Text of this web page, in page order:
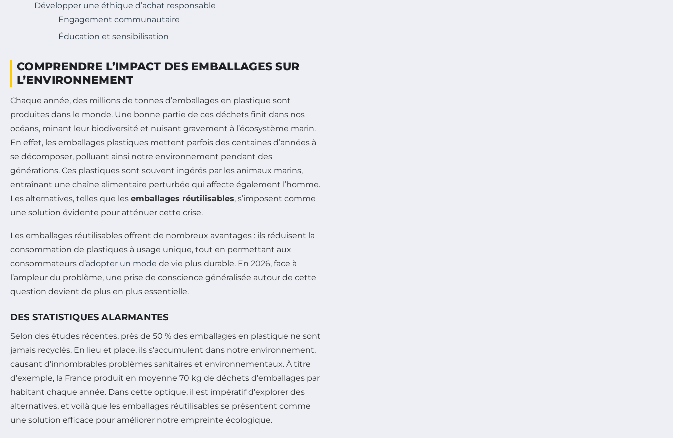
Développer une éthique d’achat responsable
Engagement communautaire
Éducation et sensibilisation
COMPRENDRE L’IMPACT DES EMBALLAGES SUR
L’ENVIRONNEMENT
Chaque année, des millions de tonnes d’emballages en plastique sont
produites dans le monde. Une bonne partie de ces déchets finit dans nos
océans, minant leur biodiversité et nuisant gravement à l’écosystème marin.
En effet, les emballages plastiques mettent parfois des centaines d’années à
se décomposer, polluant ainsi notre environnement pendant des
générations. Ces plastiques sont souvent ingérés par les animaux marins,
entraînant une chaîne alimentaire perturbée qui affecte également l’homme.
Les alternatives, telles que les emballages réutilisables, s’imposent comme
une solution évidente pour atténuer cette crise.
Les emballages réutilisables offrent de nombreux avantages : ils réduisent la
consommation de plastiques à usage unique, tout en permettant aux
consommateurs d’adopter un mode de vie plus durable. En 2026, face à
l’ampleur du problème, une prise de conscience généralisée autour de cette
question devient de plus en plus essentielle.
DES STATISTIQUES ALARMANTES
Selon des études récentes, près de 50 % des emballages en plastique ne sont
jamais recyclés. En lieu et place, ils s’accumulent dans notre environnement,
causant d’innombrables problèmes sanitaires et environnementaux. À titre
d’exemple, la France produit en moyenne 70 kg de déchets d’emballages par
habitant chaque année. Dans cette optique, il est impératif d’explorer des
alternatives, et voilà que les emballages réutilisables se présentent comme
une solution efficace pour améliorer notre empreinte écologique.